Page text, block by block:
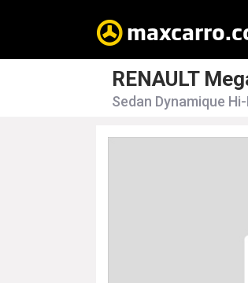
RENAULT
Sedan Dynamique